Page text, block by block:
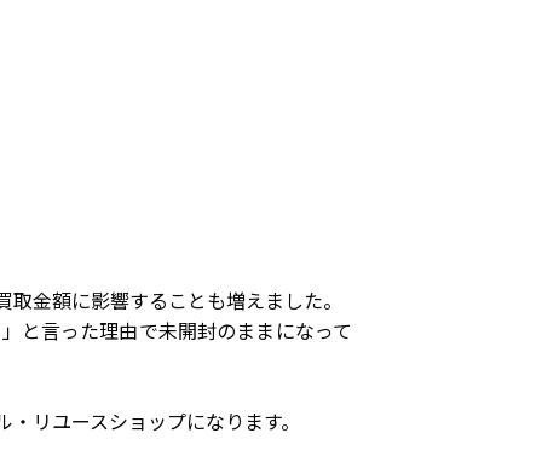
金額に影響することも増えました。
と言った理由で未開封のままになって
リユースショップになります。